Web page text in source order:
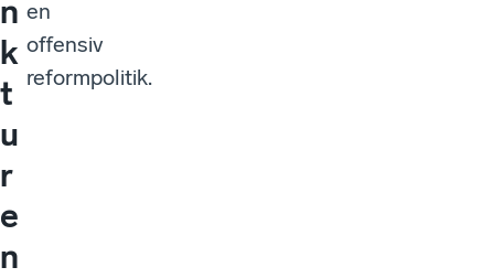
n
k
t
u
r
e
n
en
offensiv
reformpolitik.